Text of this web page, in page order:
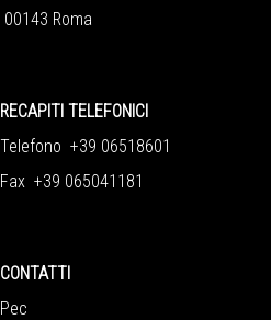
00143 Roma
RECAPITI TELEFONICI
Telefono +39 06518601
Fax +39 065041181
CONTATTI
Pec